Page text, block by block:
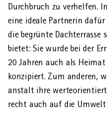
Durch­bruch zu verhelfen.
eine ideale Partnerin
die begrünte Dach­terrasse
bietet: Sie wurde bei der
20 Jahren auch als
konzipiert. Zum anderen,
anstalt ihre
recht auch auf die Um­welt